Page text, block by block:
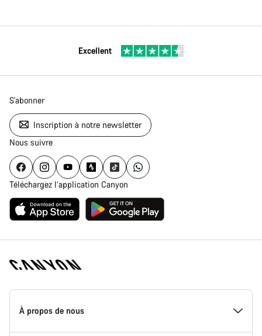
Excellent
S'abonner
Inscription à notre newsletter
Nous suivre
Téléchargez l’application Canyon
Page
d'accueil
Canyon
-
À propos de nous